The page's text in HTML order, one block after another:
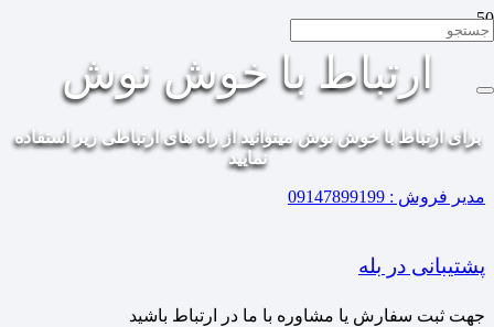
ارتباط با خوش نوش
برای ارتباط با خوش نوش میتوانید از راه های ارتباطی زیر استفاده
نمایید
مدیر فروش : 09147899199
پشتیبانی در بله
جهت ثبت سفارش یا مشاوره با ما در ارتباط باشید